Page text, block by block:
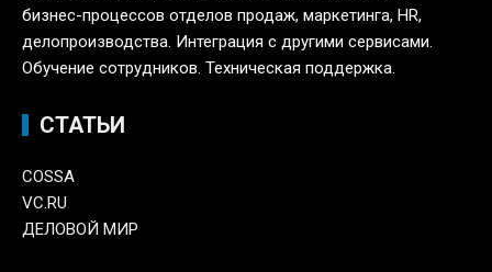
бизнес-процессов отделов продаж, маркетинга, HR,
делопроизводства. Интеграция с другими сервисами.
Обучение сотрудников. Техническая поддержка.
СТАТЬИ
COSSA
VC.RU
ДЕЛОВОЙ МИР